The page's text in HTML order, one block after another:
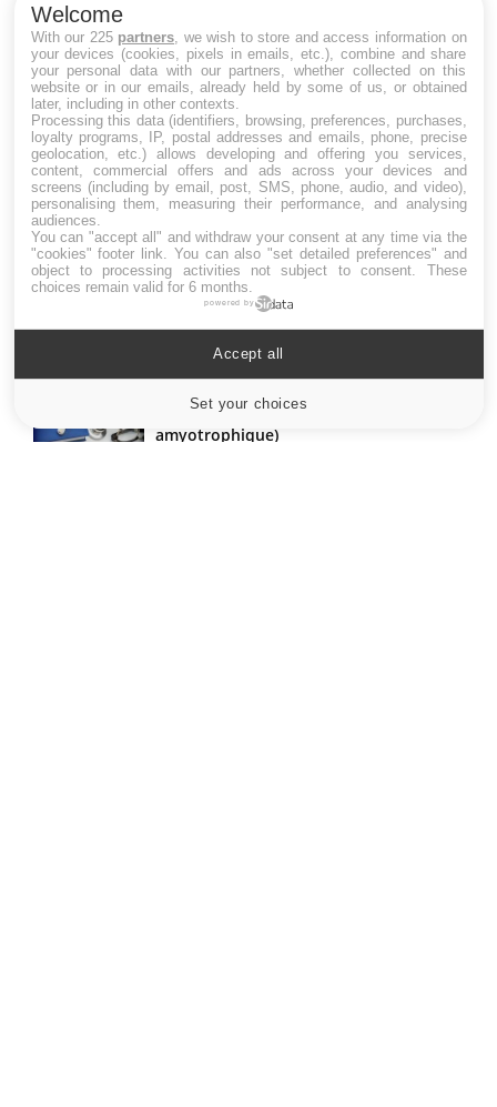
LES MALADIES
Hypotension orthostatique : quand la
pression artérielle chute au lever
Drépanocytose : une déformation des
globules rouges aux conséquences
Maladie de Charcot (Sclérose latérale
amyotrophique)
Welcome
With our 225 partners , we wish to store and access information on
your devices (cookies, pixels in emails, etc.), combine and share
your personal data with our partners, whether collected on this
website or in our emails, already held by some of us, or obtained
later, including in other contexts.
Processing this data (identifiers, browsing, preferences, purchases,
loyalty programs, IP, postal addresses and emails, phone, precise
geolocation, etc.) allows developing and offering you services,
content, commercial offers and ads across your devices and
screens (including by email, post, SMS, phone, audio, and video),
personalising them, measuring their performance, and analysing
audiences.
You can "accept all" and withdraw your consent at any time via the
"cookies" footer link . You can also "set detailed preferences" and
object to processing activities not subject to consent. These
choices remain valid for 6 months.
powered by
Set your choices
Accept all